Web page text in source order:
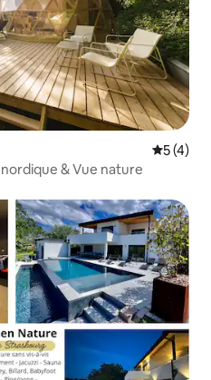
5 (4)
& Vue nature